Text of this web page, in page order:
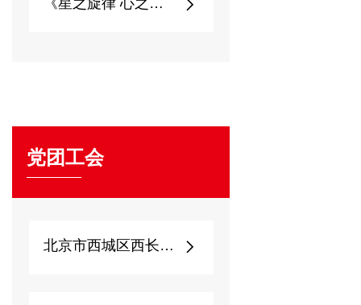
《星之旋律 心之启...
党团工会
北京市西城区西长安街...